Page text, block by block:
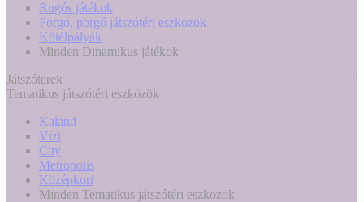
Rugós játékok
Forgó, pörgő játszótéri eszközök
Kötélpályák
Minden Dinamikus játékok
Játszóterek
Tematikus játszótéri eszközök
Kaland
Vízi
City
Metropolis
Középkori
Minden Tematikus játszótéri eszközök